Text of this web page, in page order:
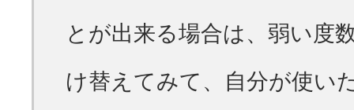
とが出来る場合は、弱い度
け替えてみて、自分が使い